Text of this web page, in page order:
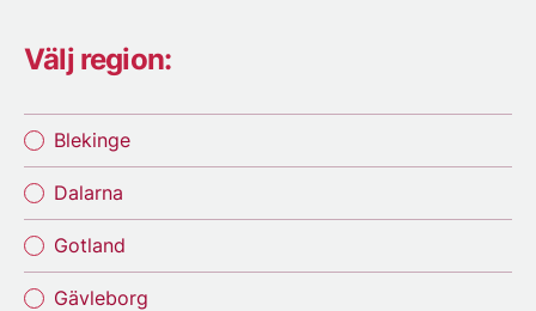
Välj region:
Blekinge
Dalarna
Gotland
Gävleborg